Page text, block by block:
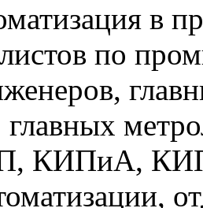
в
по
главных
КИПиА, КИП